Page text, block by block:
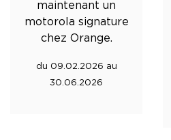
maintenant un
motorola signature
chez Orange.
du 09.02.2026 au
30.06.2026